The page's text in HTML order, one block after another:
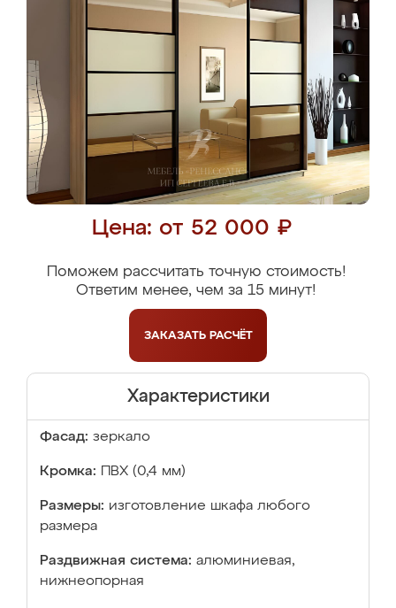
Цена: от 52 000 ₽
Поможем рассчитать точную стоимость!
Ответим менее, чем за 15 минут!
ЗАКАЗАТЬ РАСЧЁТ
Характеристики
Фасад: зеркало
Кромка: ПВХ (0,4 мм)
Размеры: изготовление шкафа любого
размера
Раздвижная система: алюминиевая,
нижнеопорная